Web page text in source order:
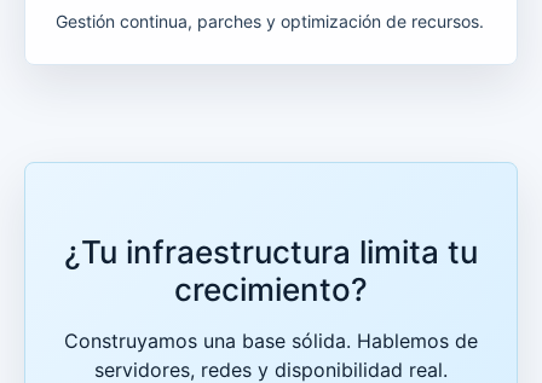
Gestión continua, parches y optimización de recursos.
¿Tu infraestructura limita tu
crecimiento?
Construyamos una base sólida. Hablemos de
servidores, redes y disponibilidad real.